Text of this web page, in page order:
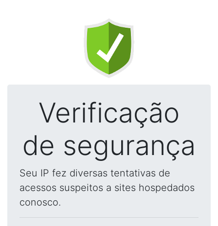
Verificação
de segurança
Seu IP fez diversas tentativas de
acessos suspeitos a sites hospedados
conosco.